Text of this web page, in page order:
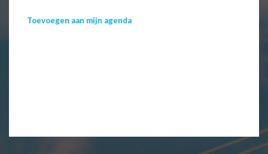
Toevoegen aan mijn agenda